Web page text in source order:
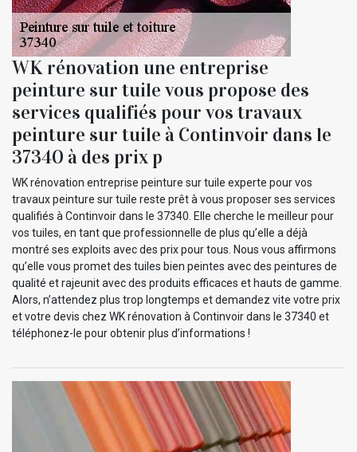
WK rénovation une entreprise
peinture sur tuile vous propose des
services qualifiés pour vos travaux
peinture sur tuile à Continvoir dans le
37340 à des prix p
WK rénovation entreprise peinture sur tuile experte pour vos
travaux peinture sur tuile reste prêt à vous proposer ses services
qualifiés à Continvoir dans le 37340. Elle cherche le meilleur pour
vos tuiles, en tant que professionnelle de plus qu’elle a déjà
montré ses exploits avec des prix pour tous. Nous vous affirmons
qu’elle vous promet des tuiles bien peintes avec des peintures de
qualité et rajeunit avec des produits efficaces et hauts de gamme.
Alors, n’attendez plus trop longtemps et demandez vite votre prix
et votre devis chez WK rénovation à Continvoir dans le 37340 et
téléphonez-le pour obtenir plus d’informations !